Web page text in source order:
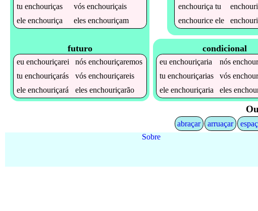
tuenchouriças vósenchouriçais
eleenchouriça elesenchouriçam
futuro
euenchouriçarei nósenchouriçaremos
tuenchouriçarás vósenchouriçareis
eleenchouriçará elesenchouriçarão
enchouriça tu
enchouriceele
condicional
euenchouriçaria nós
tuenchouriçarias vós
eleenchouriçaria eles
abraçar arruaçar
Sobre